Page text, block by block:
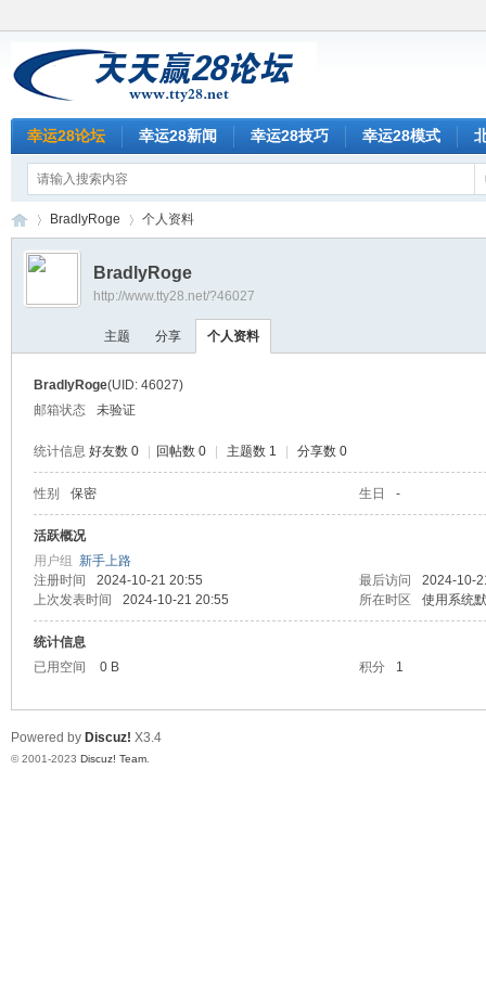
幸运28论坛 幸运28新闻 幸运28技巧 幸运28模式
赢
›
BradlyRoge 个人资料
BradlyRoge
http://www.tty28.net/?46027
主题 分享 个人资料
BradlyRoge(UID: 46027)
邮箱状态
未验证
统计信息 好友数 0 回帖数 0 主题数 1 分享数 0
性别 保密 生日 -
活跃概况
用户组 新手上路
注册时间
2024-10-21 20:55 最后访问
2024-10-
上次发表时间
2024-10-21 20:55 所在时区 使用系统
统计信息
已用空间
0 B 积分 1
Powered by Discuz! X3.4
© 2001-2023 Discuz! Team